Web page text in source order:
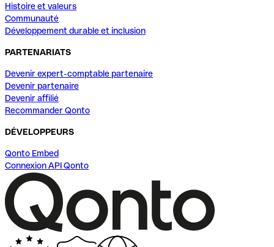
Histoire et valeurs
Communauté
Développement durable et inclusion
PARTENARIATS
Devenir expert-comptable partenaire
Devenir partenaire
Devenir affilié
Recommander Qonto
DÉVELOPPEURS
Qonto Embed
Connexion API Qonto